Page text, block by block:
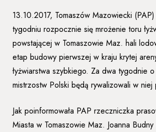
13.10.2017, Tomaszów Mazowiecki
tygodniu rozpocznie się mrożenie toru
powstającej w Tomaszowie Maz. hali
etap budowy pierwszej w kraju krytej
łyżwiarstwa szybkiego. Za dwa tygodnie
mistrzostw Polski będą rywalizowali w niej
Jak poinformowała PAP rzeczniczka
Miasta w Tomaszowie Maz. Joanna Budny